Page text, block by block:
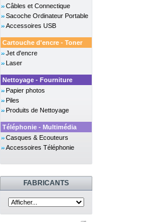
Câbles et Connectique
Sacoche Ordinateur Portable
Accessoires USB
Cartouche d'encre - Toner
Jet d'encre
Laser
Nettoyage - Fourniture
Papier photos
Piles
Produits de Nettoyage
Téléphonie - Multimédia
Casques & Ecouteurs
Accessoires Téléphonie
FABRICANTS